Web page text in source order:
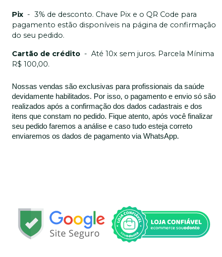
Pix - 3% de desconto. Chave Pix e o QR Code para
pagamento estão disponíveis na página de confirmação
do seu pedido.
Cartão de crédito - Até 10x sem juros. Parcela Mínima
R$ 100,00.
Nossas vendas são exclusivas para profissionais da saúde
devidamente habilitados. Por isso, o pagamento e envio só são
realizados após a confirmação dos dados cadastrais e dos
itens que constam no pedido. Fique atento, após você finalizar
seu pedido faremos a análise e caso tudo esteja correto
enviaremos os dados de pagamento via WhatsApp.